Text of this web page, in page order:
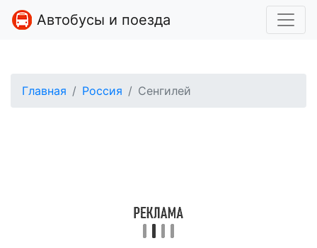
Автобусы и поезда
Главная Россия Сенгилей